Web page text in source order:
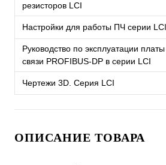
резисторов LCI
Настройки для работы ПЧ серии
Руководство по эксплуатации
связи PROFIBUS-DP в серии LCI
Чертежи 3D. Серия LCI
ОПИСАНИЕ ТОВАРА